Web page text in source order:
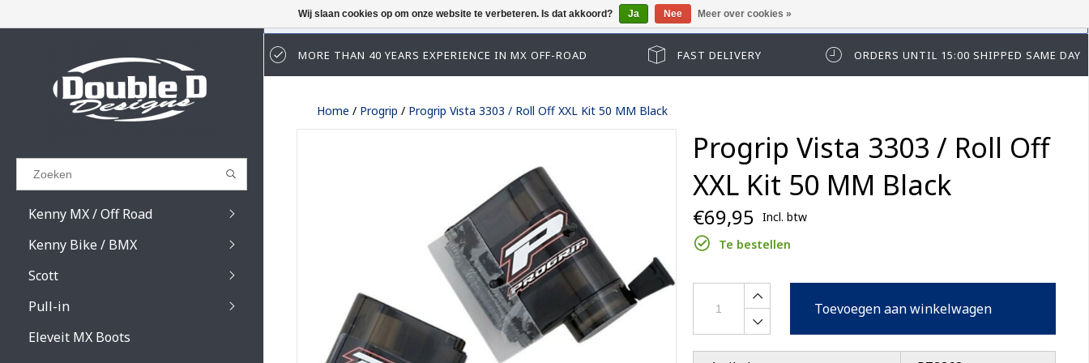
Results found (0)
GA TERUG
Kenny MX / Off Road
Track kid accessoires
Track adult accessoires
Track Max accessoires
Performance accessoires
Kenny Bike / BMX
Track kid accessoires
Track adult accessoires
Track Max accessoires
Scott
Prospect / Fury lenses
Prospect / Fury accessoires
Primal / Split / Hustle lenses
Pull-in
Eleveit MX Boots
Helaas kun je niet als gast afrekenen, gelieve eerst in te loggen of te registeren.
MORE THAN 40 YEARS EXPERIENCE IN MX OFF-ROAD FAST DELIVERY ORDERS UNTIL 15:00 SHIPPED SAME DAY
Home / Progrip / Progrip Vista 3303 / Roll Off XXL Kit 50 MM Black
Progrip Vista 3303 / Roll Off
XXL Kit 50 MM Black
€69,95 Incl. btw
Te bestellen
Toevoegen aan winkelwagen
Wij slaan cookies op om onze website te verbeteren. Is dat akkoord? Ja Nee Meer over cookies »